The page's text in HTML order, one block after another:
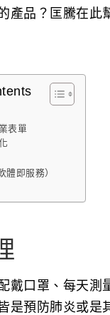
產品？匡騰在此
表單
體即服務）
戴口罩、每天測
是預防肺炎或是